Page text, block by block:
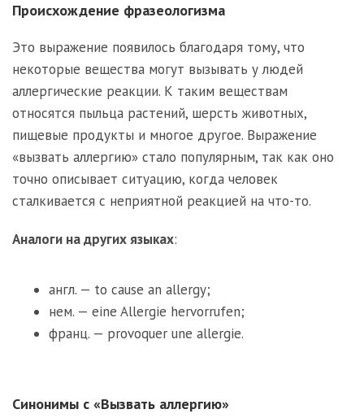
Происхождение фразеологизма
Это выражение появилось благодаря тому, что
некоторые вещества могут вызывать у людей
аллергические реакции. К таким веществам
относятся пыльца растений, шерсть животных,
пищевые продукты и многое другое. Выражение
«вызвать аллергию» стало популярным, так как оно
точно описывает ситуацию, когда человек
сталкивается с неприятной реакцией на что-то.
Аналоги на других языках:
англ. — to cause an allergy;
нем. — eine Allergie hervorrufen;
франц. — provoquer une allergie.
Синонимы с «Вызвать аллергию»